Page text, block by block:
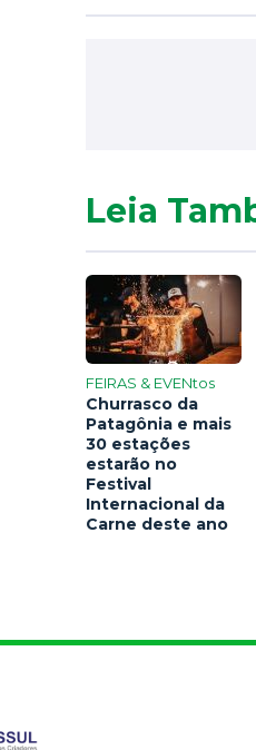
Leia
FEIRAS & EVENtos
Churrasco da
Patagônia e mais
30 estações
estarão no
Festival
Internacional da
Carne deste ano